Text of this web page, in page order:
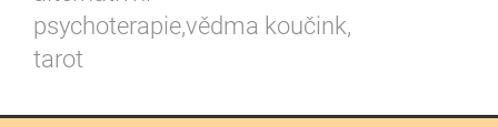
psychoterapie,vědma koučink,
tarot